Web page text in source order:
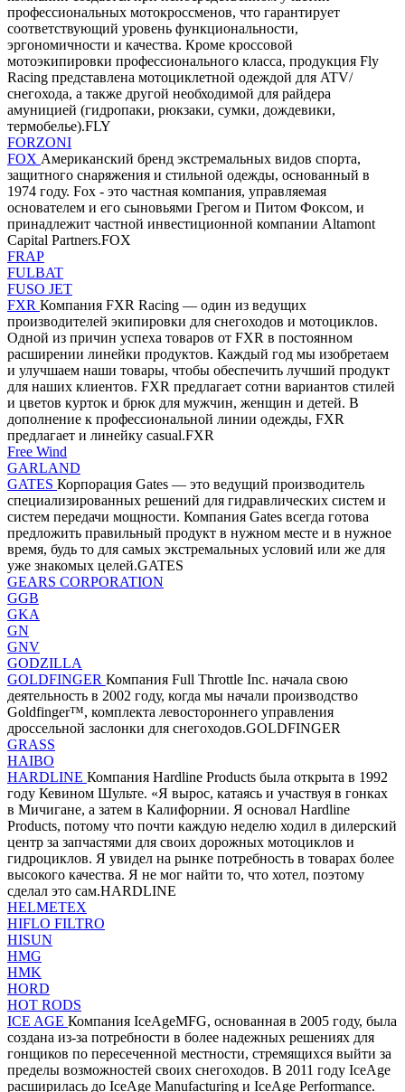
профессиональных мотокроссменов, что гарантирует
соответствующий уровень функциональности,
эргономичности и качества. Кроме кроссовой
мотоэкипировки профессионального класса, продукция Fly
Racing представлена мотоциклетной одеждой для ATV/
снегохода, а также другой необходимой для райдера
амуницией (гидропаки, рюкзаки, сумки, дождевики,
термобелье).FLY
FORZONI
FOX Американский бренд экстремальных видов спорта,
защитного снаряжения и стильной одежды, основанный в
1974 году. Fox - это частная компания, управляемая
основателем и его сыновьями Грегом и Питом Фоксом, и
принадлежит частной инвестиционной компании Altamont
Capital Partners.FOX
FRAP
FULBAT
FUSO JET
FXR Компания FXR Racing — один из ведущих
производителей экипировки для снегоходов и мотоциклов.
Одной из причин успеха товаров от FXR в постоянном
расширении линейки продуктов. Каждый год мы изобретаем
и улучшаем наши товары, чтобы обеспечить лучший продукт
для наших клиентов. FXR предлагает сотни вариантов стилей
и цветов курток и брюк для мужчин, женщин и детей. В
дополнение к профессиональной линии одежды, FXR
предлагает и линейку casual.FXR
Free Wind
GARLAND
GATES Корпорация Gates — это ведущий производитель
специализированных решений для гидравлических систем и
систем передачи мощности. Компания Gates всегда готова
предложить правильный продукт в нужном месте и в нужное
время, будь то для самых экстремальных условий или же для
уже знакомых целей.GATES
GEARS CORPORATION
GGB
GKA
GN
GNV
GODZILLA
GOLDFINGER Компания Full Throttle Inc. начала свою
деятельность в 2002 году, когда мы начали производство
Goldfinger™, комплекта левостороннего управления
дроссельной заслонки для снегоходов.GOLDFINGER
GRASS
HAIBO
HARDLINE Компания Hardline Products была открыта в 1992
году Кевином Шульте. «Я вырос, катаясь и участвуя в гонках
в Мичигане, а затем в Калифорнии. Я основал Hardline
Products, потому что почти каждую неделю ходил в дилерский
центр за запчастями для своих дорожных мотоциклов и
гидроциклов. Я увидел на рынке потребность в товарах более
высокого качества. Я не мог найти то, что хотел, поэтому
сделал это сам.HARDLINE
HELMETEX
HIFLO FILTRO
HISUN
HMG
HMK
HORD
HOT RODS
ICE AGE Компания IceAgeMFG, основанная в 2005 году, была
создана из-за потребности в более надежных решениях для
гонщиков по пересеченной местности, стремящихся выйти за
пределы возможностей своих снегоходов. В 2011 году IceAge
расширилась до IceAge Manufacturing и IceAge Performance.